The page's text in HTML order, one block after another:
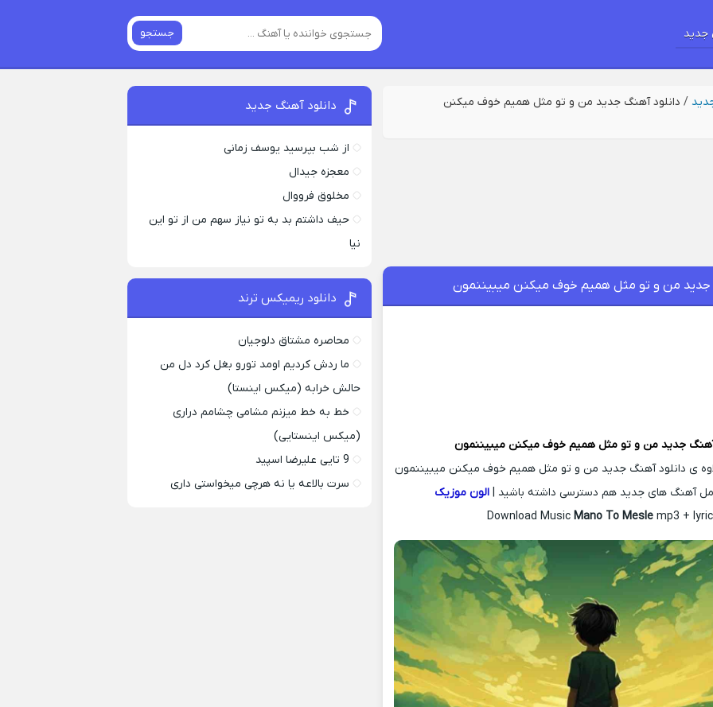
جستجو
/ دانلود آهنگ جدید من و تو مثل همیم خوف میکنن
جدید من و تو مثل همیم خوف میکنن میبیننمون
آهنگ جدید من و تو مثل همیم خوف میکنن میبیننمون
ی دانلود آهنگ جدید من و تو مثل همیم خوف میکنن میبیننمون
آهنگ های جدید هم دسترسی داشته باشید |الون موزیک
Download Music Mano To Mesle mp3 + lyric
دانلود آهنگ جدید
از شب بپرسید یوسف زمانی
معجزه جیدال
مخلوق فرووال
حیف داشتم بد به تو نیاز سهم من از تو این
نیا
دانلود ریمیکس ترند
محاصره مشتاق دلوجیان
ما ردش کردیم اومد تورو بغل کرد دل من
حالش خرابه (میکس اینستا)
خط به خط میزنم مشامی چشامم دراری
(میکس اینستایی)
9 تایی علیرضا اسپید
سرت بالاعه یا نه هرچی میخواستی داری